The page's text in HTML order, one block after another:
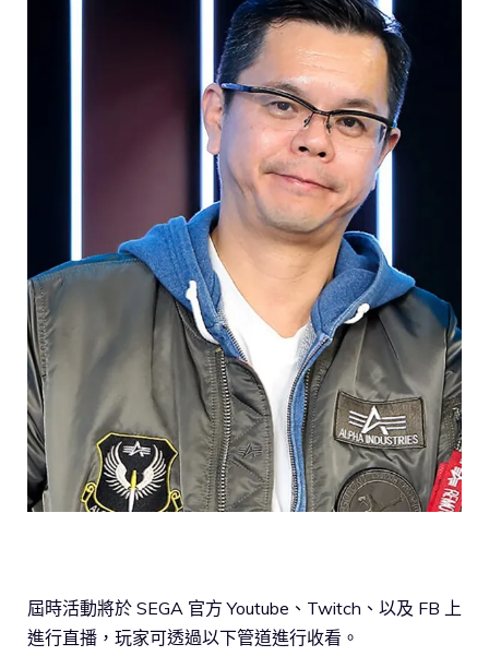
屆時活動將於 SEGA 官方 Youtube、Twitch、以及 FB 上
進行直播，玩家可透過以下管道進行收看。